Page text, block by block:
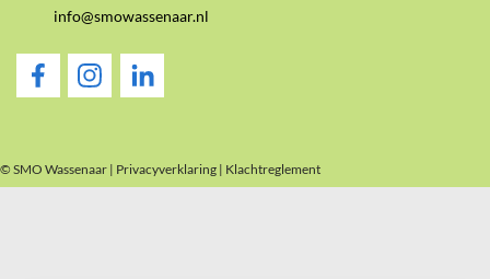
info@smowassenaar.nl
© SMO Wassenaar | Privacyverklaring | Klachtreglement